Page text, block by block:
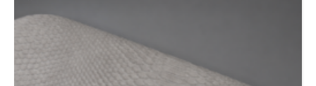
meerdere